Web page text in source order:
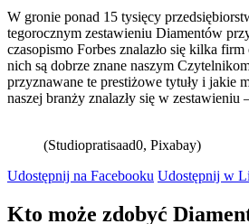
W gronie ponad 15 tysięcy
tegorocznym zestawieniu Diamentów
czasopismo Forbes znalazło się kilka
nich są dobrze znane naszym
przyznawane te prestiżowe tytuły i jakie
naszej branży znalazły się w
(Studiopratisaad0, Pixabay)
Udostępnij na Facebooku Udostępnij w
Kto może zdobyć